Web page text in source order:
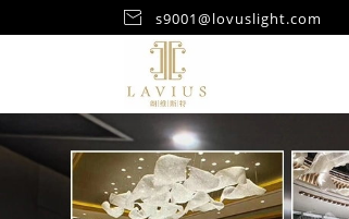
 s9001@lovuslight.com